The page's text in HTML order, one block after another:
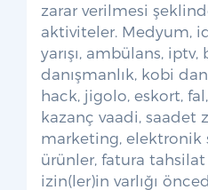
zarar verilmesi
aktiviteler. Medyum,
yarışı, ambülans, iptv,
danışmanlık, kobi
hack, jigolo, eskort,
kazanç vaadi, saadet
marketing, elektronik
ürünler, fatura
izin(ler)in varlığı